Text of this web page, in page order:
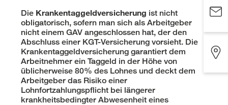
Die Krankentaggeldversicherung ist nicht
obligatorisch, sofern man sich als Arbeitgeber
nicht einem GAV angeschlossen hat, der den
Abschluss einer KGT-Versicherung vorsieht. Die
Krankentaggeldversicherung garantiert dem
Arbeitnehmer ein Taggeld in der Höhe von
üblicherweise 80% des Lohnes und deckt dem
Arbeitgeber das Risiko einer
Lohnfortzahlungspflicht bei längerer
krankheitsbedingter Abwesenheit eines